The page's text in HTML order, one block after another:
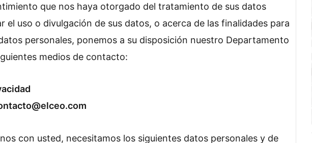
que nos haya otorgado del tratamiento de sus datos
el uso o divulgación de sus datos, o acerca de las finalidades para
personales, ponemos a su disposición nuestro Departamento
medios de contacto:
con usted, necesitamos los siguientes datos personales y de